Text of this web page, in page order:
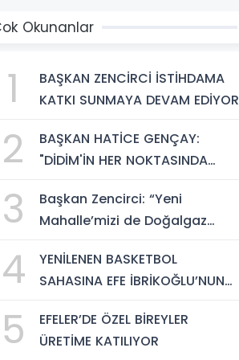
Okunanlar
1
BAŞKAN ZENCİRCİ İSTİHDAMA
KATKI SUNMAYA DEVAM EDİYOR
2
BAŞKAN HATİCE GENÇAY:
"DİDİM'İN HER NOKTASINDA
3
Başkan Zencirci: “Yeni
Mahalle’mizi de Doğalgaz
4
YENİLENEN BASKETBOL
SAHASINA EFE İBRİKOĞLU’NUN
5
EFELER’DE ÖZEL BİREYLER
ÜRETİME KATILIYOR